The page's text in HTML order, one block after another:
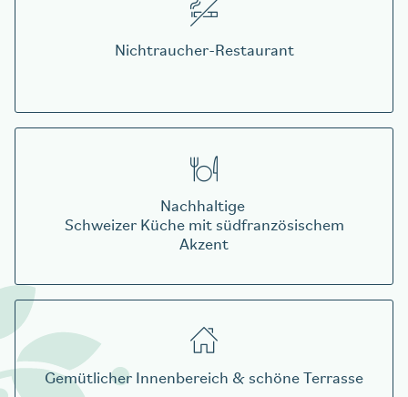
Nichtraucher-Restaurant
Nachhaltige
Schweizer Küche mit südfranzösischem
Akzent
Gemütlicher Innenbereich & schöne Terrasse